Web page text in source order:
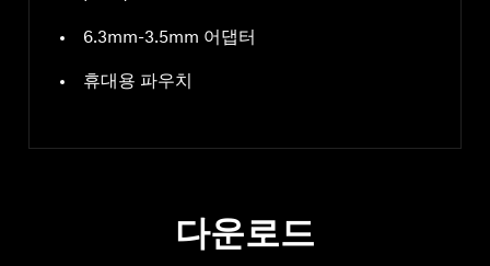
6.3mm-3.5mm 어댑터
휴대용 파우치
다운로드